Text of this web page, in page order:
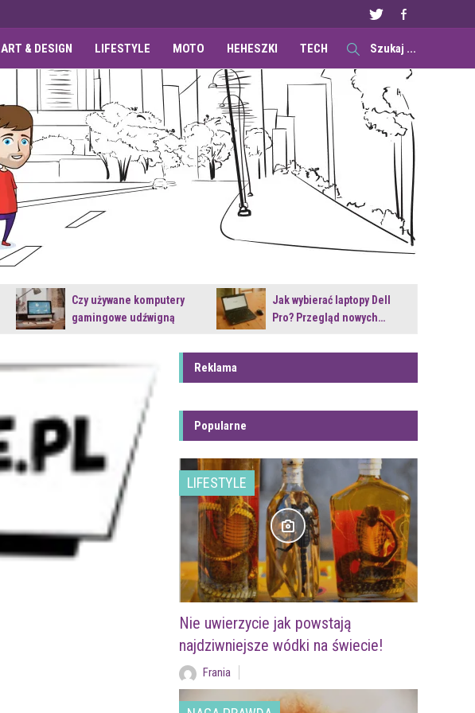
ART & DESIGN LIFESTYLE MOTO HEHESZKI TECH
Czy używane komputery
gamingowe udźwigną
Jak wybierać laptopy Dell
Pro? Przegląd nowych…
Reklama
Popularne
LIFESTYLE
Nie uwierzycie jak powstają
najdziwniejsze wódki na świecie!
Frania